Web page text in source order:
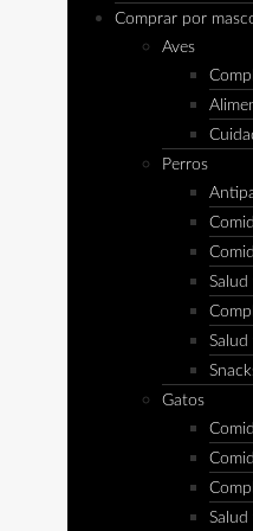
Comprar por
Aves
Perros
Gatos